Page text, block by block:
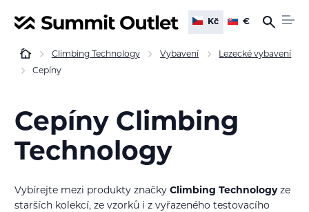
Kč €
Climbing Technology Vybavení
Lezecké vybavení
Cepíny
Cepíny Climbing
Technology
Vybírejte mezi produkty značky Climbing Technologyze
starších kolekcí, ze vzorků i z vyřazeného testovacího